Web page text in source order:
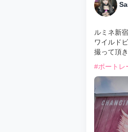
ルミネ新
ワイルド
撮って頂
#ポートレ